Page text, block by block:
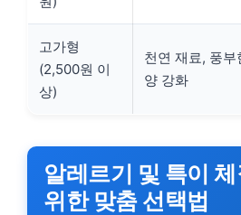
고가형
(2,500원 이
상)
천연 재료, 풍부
양 강화
알레르기 및 특이
위한 맞춤 선택법